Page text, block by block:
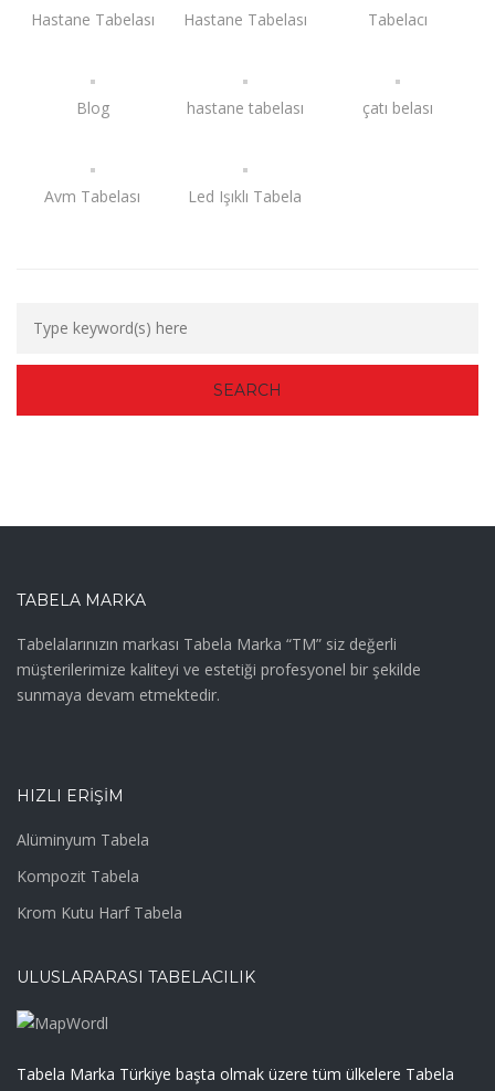
Hastane Tabelası Hastane Tabelası Tabelacı
Blog hastane tabelası çatı belası
Avm Tabelası Led Işıklı Tabela
TABELA MARKA
Tabelalarınızın markası Tabela Marka “TM” siz değerli
müşterilerimize kaliteyi ve estetiği profesyonel bir şekilde
sunmaya devam etmektedir.
HIZLI ERIŞIM
Alüminyum Tabela
Kompozit Tabela
Krom Kutu Harf Tabela
ULUSLARARASI TABELACILIK
Tabela Marka Türkiye başta olmak üzere tüm ülkelere Tabela